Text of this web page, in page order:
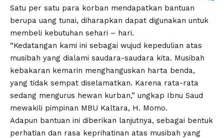
Satu per satu para korban mendapatkan bantuan
berupa uang tunai, diharapkan dapat digunakan untuk
membeli kebutuhan sehari – hari.
“Kedatangan kami ini sebagai wujud kepedulian atas
musibah yang dialami saudara-saudara kita. Musibah
kebakaran kemarin menghanguskan harta benda,
yang tidak sempat diselamatkan. Karena rata-rata
sedang mengurus hewan kurban,” ungkap Ibnu Saud
mewakili pimpinan MBU Kaltara, H. Momo.
Adapun bantuan ini diberikan lanjutnya, sebagai bentuk
perhatian dan rasa keprihatinan atas musibah yang